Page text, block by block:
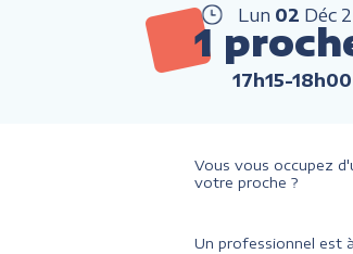
Lun 02 Déc
1
17h15-18h00
Vous vous occupez
votre proche ?
Un professionnel est